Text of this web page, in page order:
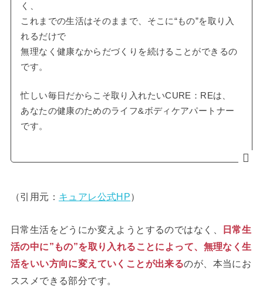
く、
これまでの生活はそのままで、そこに“もの”を取り入
れるだけで
無理なく健康なからだづくりを続けることができるの
です。
忙しい毎日だからこそ取り入れたいCURE：REは、
あなたの健康のためのライフ&ボディケアパートナー
です。
（引用元： キュアレ公式HP）
日常生活をどうにか変えようとするのではなく、
日常生
活の中に”もの”を取り入れることによって、無理なく生
活をいい方向に変えていくことが出来るのが、本当にお
ススメできる部分です。